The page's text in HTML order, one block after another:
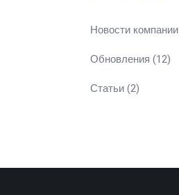
Новости компании
Обновления (12)
Статьи(2)